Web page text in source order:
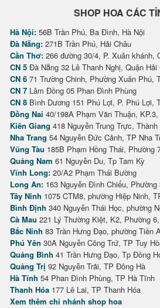
SHOP HOA CÁC
Hà Nội: 56B Trần Phú, Ba Đình, Hà Nội
Đà Nẵng: 271B Trần Phú, Hải Châu
Cần Thơ: 266 đường 30/4, P. Xuân khánh,
CN 5 Đà Nẵng 32 Lê Thanh Nghị, Quận Hải
CN 6 71 Trường Chinh, Phường Xuân Phú,
CN 7 Lâm Đồng 05 Phan Đình Phùng
CN 8 Bình Dương 151 Phú Lợi, P. Phú Lợi,
Đồng Nai 40/198A Phạm Văn Thuận,
Kiên Giang 418 Nguyễn Trung Trực,
Nha Trang 54 Nguyễn Đức Cảnh, TP Nha
Vũng Tàu 185B Phạm Hồng Thái, Phường
Quảng Nam 61 Nguyễn Du, Tp Tam Kỳ
Vĩnh Long: 20/A2 Phạm Thái Bường
Long An: 163 Nguyễn Đình Chiểu, Phường
Tây Ninh 1075 CTM8, phường Hiệp Ninh,
Bình Định 340 Nguyễn Thái Học, phường
Cà Mau 221 Lý Thường Kiệt, K2, Phường
Bắc Ninh 83 Trần Hưng Đạo, phường Tiền
Phú Yên 30A Nguyễn Công Trứ, TP Tuy
Quảng Bình 41 Trần Hưng Đạo, Tp Đồng
Quảng Trị 92 Nguyễn Trãi, TP Đông Hà
Hà Tĩnh 54 Phan Đình Phùng, TP Hà Tĩnh
Thanh Hóa 177 Lê Lai, TP Thanh Hóa
Xem thêm chi nhánh shop hoa